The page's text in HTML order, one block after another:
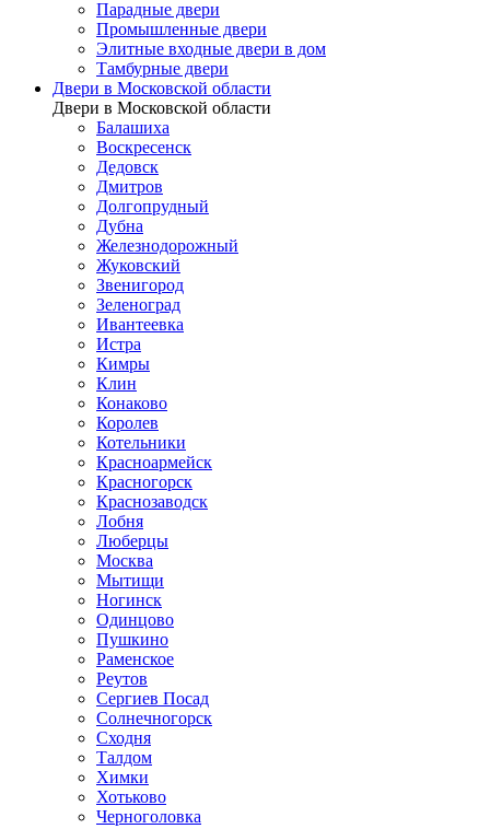
Парадные двери
Промышленные двери
Элитные входные двери в дом
Тамбурные двери
Двери в Московской области
Двери в Московской области
Балашиха
Воскресенск
Дедовск
Дмитров
Долгопрудный
Дубна
Железнодорожный
Жуковский
Звенигород
Зеленоград
Ивантеевка
Истра
Кимры
Клин
Конаково
Королев
Котельники
Красноармейск
Красногорск
Краснозаводск
Лобня
Люберцы
Москва
Мытищи
Ногинск
Одинцово
Пушкино
Раменское
Реутов
Сергиев Посад
Солнечногорск
Сходня
Талдом
Химки
Хотьково
Черноголовка